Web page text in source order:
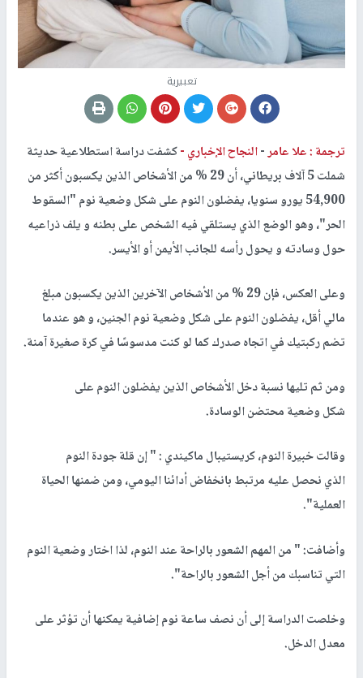
تعبيرية
ترجمة : علا عامر-النجاح الإخباري -كشفت دراسة استطلاعية حديثة
شملت 5 آلاف بريطاني، أن 29 % من الأشخاص الذين يكسبون أكثر من
54,900 يورو سنويا، يفضلون النوم على شكل وضعية نوم "السقوط
الحر"، وهو الوضع الذي يستلقي فيه الشخص على بطنه و يلف ذراعيه
حول وسادته و يحول رأسه للجانب الأيمن أو الأيسر.
وعلى العكس، فإن 29 % من الأشخاص الآخرين الذين يكسبون مبلغ
مالي أقل، يفضلون النوم على شكل وضعية نوم الجنين، و هو عندما
تضم ركبتيك في اتجاه صدرك كما لو كنت مدسوسًا في كرة صغيرة آمنة.
ومن ثم تليها نسبة دخل الأشخاص الذين يفضلون النوم على
شكل وضعية محتضن الوسادة.
وقالت خبيرة النوم، كريستيبال ماكيندي : " إن قلة جودة النوم
الذي نحصل عليه مرتبط بانخفاض أدائنا اليومي، ومن ضمنها الحياة
العملية".
وأضافت: " من المهم الشعور بالراحة عند النوم، لذا اختار وضعية النوم
التي تناسبك من أجل الشعور بالراحة".
وخلصت الدراسة إلى أن نصف ساعة نوم إضافية يمكنها أن تؤثر على
معدل الدخل.